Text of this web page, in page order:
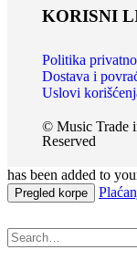
KORISNI
Politika
Dostava i
Uslovi
© Music Trade
Reserved
has been added to
Pregled korpe